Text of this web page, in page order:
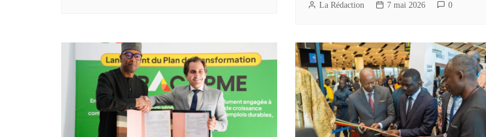
La Rédaction 7 mai 2026 0